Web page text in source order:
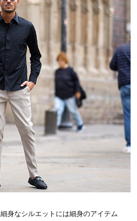
細身なシルエットには細身のアイテム